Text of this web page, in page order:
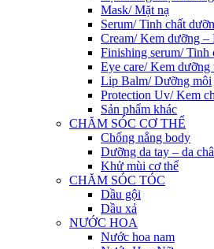
Mask/ Mặt nạ
Serum/ Tinh chất
Cream/ Kem dưỡng –
Finishing serum/ Tinh
Eye care/ Kem dưỡng
Lip Balm/ Dưỡng môi
Protection Uv/ Kem
Sản phẩm khác
CHĂM SÓC CƠ THỂ
Chống nắng body
Dưỡng da tay – da
Khử mùi cơ thể
CHĂM SÓC TÓC
Dầu gội
Dầu xả
NƯỚC HOA
Nước hoa nam